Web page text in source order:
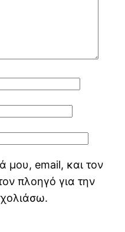
μου, email, και τον
πλοηγό για την